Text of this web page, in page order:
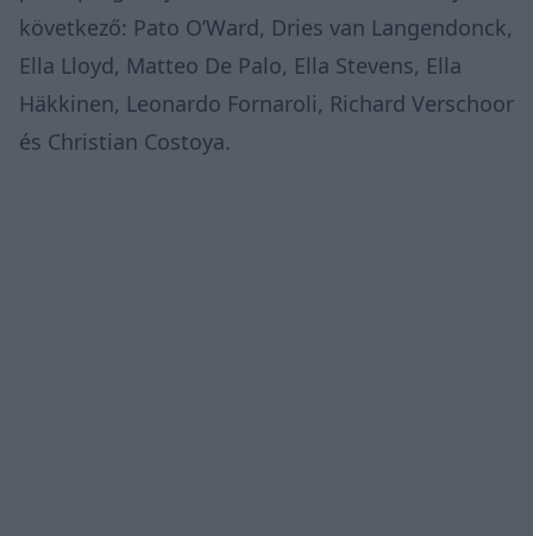
következő: Pato O’Ward, Dries van Langendonck,
Ella Lloyd, Matteo De Palo, Ella Stevens, Ella
Häkkinen, Leonardo Fornaroli, Richard Verschoor
és Christian Costoya.